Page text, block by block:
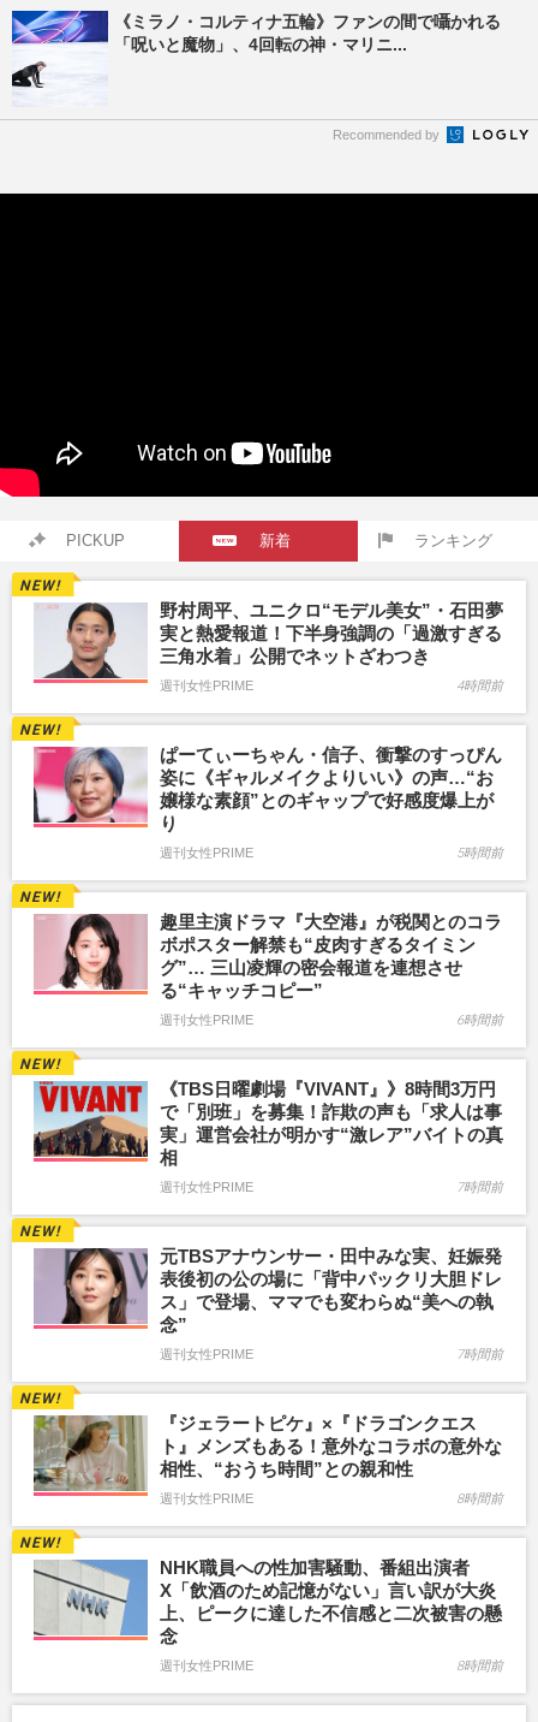
《ミラノ・コルティナ五輪》ファンの間で囁かれる
「呪いと魔物」、4回転の神・マリニ...
Recommended by
PICKUP 新着 ランキング
野村周平、ユニクロ“モデル美女”・石田夢
実と熱愛報道！下半身強調の「過激すぎる
三角水着」公開でネットざわつき
週刊女性PRIME 4時間前
ぱーてぃーちゃん・信子、衝撃のすっぴん
姿に《ギャルメイクよりいい》の声…“お
嬢様な素顔”とのギャップで好感度爆上が
り
週刊女性PRIME 5時間前
趣里主演ドラマ『大空港』が税関とのコラ
ボポスター解禁も“皮肉すぎるタイミン
グ”… 三山凌輝の密会報道を連想させ
る“キャッチコピー”
週刊女性PRIME 6時間前
《TBS日曜劇場『VIVANT』》8時間3万円
で「別班」を募集！詐欺の声も「求人は事
実」運営会社が明かす“激レア”バイトの真
相
週刊女性PRIME 7時間前
元TBSアナウンサー・田中みな実、妊娠発
表後初の公の場に「背中パックリ大胆ドレ
ス」で登場、ママでも変わらぬ“美への執
念”
週刊女性PRIME 7時間前
『ジェラートピケ』×『ドラゴンクエス
ト』メンズもある！意外なコラボの意外な
相性、“おうち時間”との親和性
週刊女性PRIME 8時間前
NHK職員への性加害騒動、番組出演者
X「飲酒のため記憶がない」言い訳が大炎
上、ピークに達した不信感と二次被害の懸
念
週刊女性PRIME 8時間前